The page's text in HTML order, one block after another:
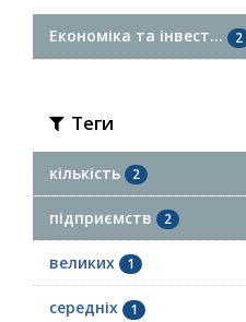
Економіка та інвест... 2
Теги
кількість 2
підприємств 2
великих 1
середніх 1